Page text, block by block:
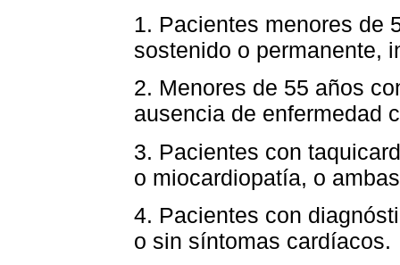
1. Pacientes menores de
sostenido o permanente,
2. Menores de 55 años
ausencia de enfermedad
3. Pacientes con
o miocardiopatía, o
4. Pacientes con
o sin síntomas cardíacos.